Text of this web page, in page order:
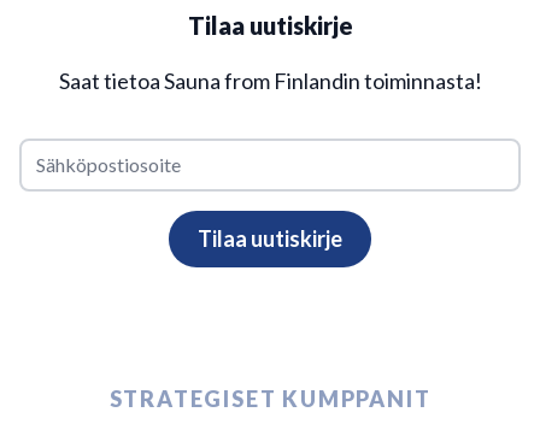
Tilaa uutiskirje
Saat tietoa Sauna from Finlandin toiminnasta!
STRATEGISET KUMPPANIT